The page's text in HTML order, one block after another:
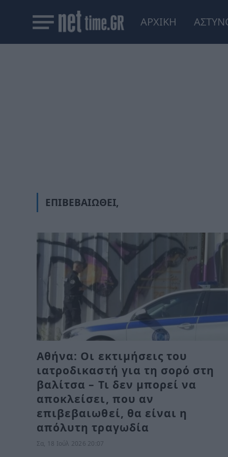
ΑΡΧΙΚΗ
ΕΠΙΒΕΒΑΙΩΘΕΊ,
Αθήνα: Οι εκτιμήσεις του
ιατροδικαστή για τη σορό στη
βαλίτσα – Τι δεν μπορεί να
αποκλείσει, που αν
επιβεβαιωθεί, θα είναι η
απόλυτη τραγωδία
Σα, 18 Ιούλ 2026 20:07